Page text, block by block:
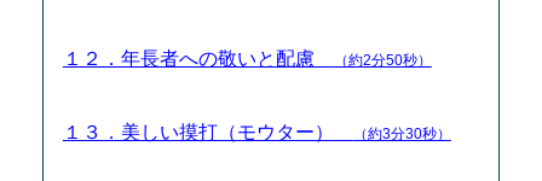
１２．年長者への敬いと配慮 （約2分50秒）
１３．美しい摸打（モウター） （約3分30秒）